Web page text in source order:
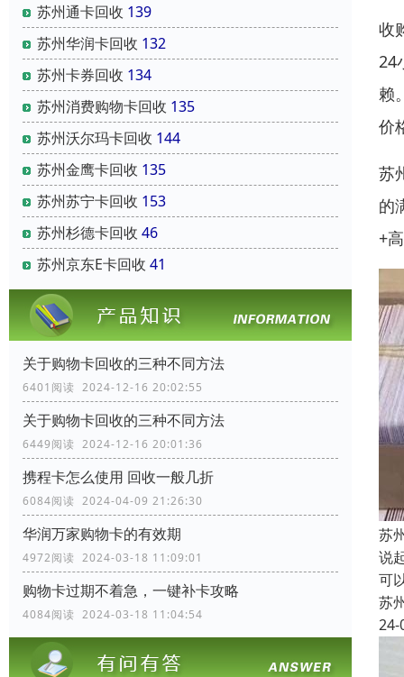
苏州通卡回收 139
苏州华润卡回收 132
苏州卡券回收 134
苏州消费购物卡回收 135
苏州沃尔玛卡回收 144
苏州金鹰卡回收 135
苏州苏宁卡回收 153
苏州杉德卡回收 46
苏州京东E卡回收 41
关于购物卡回收的三种不同方法
6401阅读 2024-12-16 20:02:55
关于购物卡回收的三种不同方法
6449阅读 2024-12-16 20:01:36
携程卡怎么使用 回收一般几折
6084阅读 2024-04-09 21:26:30
华润万家购物卡的有效期
4972阅读 2024-03-18 11:09:01
购物卡过期不着急，一键补卡攻略
4084阅读 2024-03-18 11:04:54
收
24
赖
价
苏
的
+
苏
说
可
苏
24-